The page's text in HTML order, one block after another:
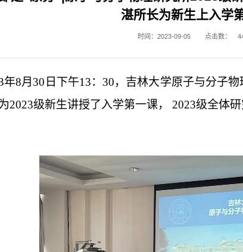
湛所长为新生上入学
时间：2023-09-05 点击数：
年8月30日 下午1 3： 30，吉林大学原子与分子
2023级新生讲授了入学第一课， 2023级全体